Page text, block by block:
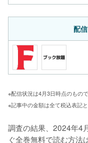
配
※配信状況は4月3日時点のもので
※記事中の金額は全て税込表記と
調査の結果、2024年4
ぐ全巻無料で読む方法